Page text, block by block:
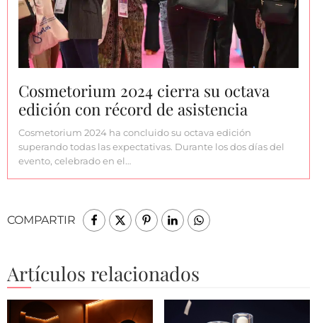
Cosmetorium 2024 cierra su octava
edición con récord de asistencia
Cosmetorium 2024 ha concluido su octava edición
superando todas las expectativas. Durante los dos días del
evento, celebrado en el…
COMPARTIR
Artículos relacionados